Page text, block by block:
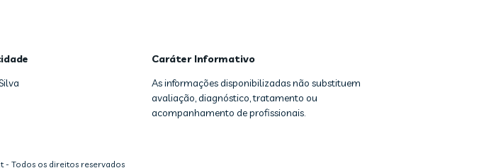
Caráter Informativo
As informações disponibilizadas não substituem
avaliação, diagnóstico, tratamento ou
acompanhamento de profissionais.
- Todos os direitos reservados